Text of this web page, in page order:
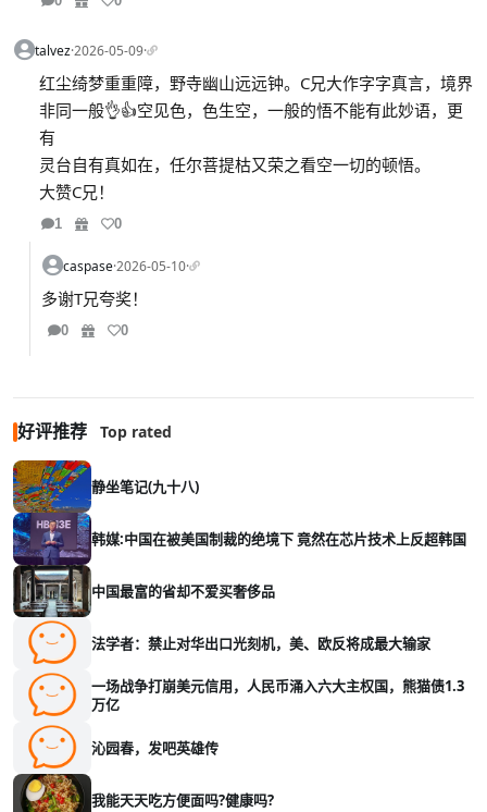
talvez·2026-05-09·
红尘绮梦重重障，野寺幽山远远钟。C兄大作字字真言，境界
非同一般👌👍空见色，色生空，一般的悟不能有此妙语，更
有
灵台自有真如在，任尔菩提枯又荣之看空一切的顿悟。
大赞C兄！
1 0
caspase·2026-05-10·
多谢T兄夸奖！
0 0
好评推荐 Top rated
静坐笔记(九十八)
韩媒:中国在被美国制裁的绝境下 竟然在芯片技术上反超韩国
中国最富的省却不爱买奢侈品
法学者：禁止对华出口光刻机，美、欧反将成最大输家
一场战争打崩美元信用，人民币涌入六大主权国，熊猫债1.3
万亿
沁园春，发吧英雄传
我能天天吃方便面吗?健康吗?